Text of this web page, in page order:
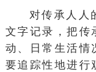
对传承人人
文字记录，把传
动、日常生活情
要追踪性地进行